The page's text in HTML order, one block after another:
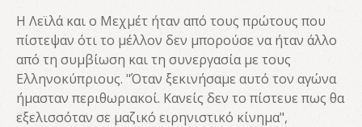
Η Λεϊλά και ο Μεχμέτ ήταν από τους πρώτους που
πίστεψαν ότι το μέλλον δεν μπορούσε να ήταν άλλο
από τη συμβίωση και τη συνεργασία με τους
Ελληνοκύπριους. "Όταν ξεκινήσαμε αυτό τον αγώνα
ήμασταν περιθωριακοί. Κανείς δεν το πίστευε πως θα
εξελισσόταν σε μαζικό ειρηνιστικό κίνημα",